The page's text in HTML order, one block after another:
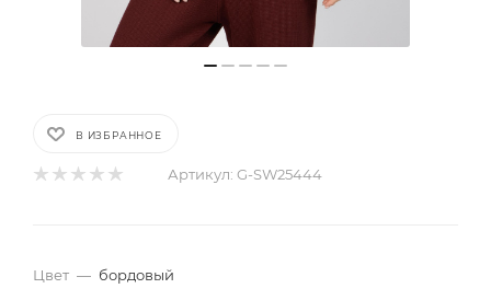
В ИЗБРАННОЕ
Артикул: G-SW25444
Цвет — бордовый